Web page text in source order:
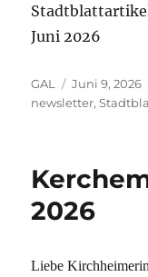
Juni 2026
Autor
GAL
am
Juni 9, 2026
newsletter,
2026
Liebe